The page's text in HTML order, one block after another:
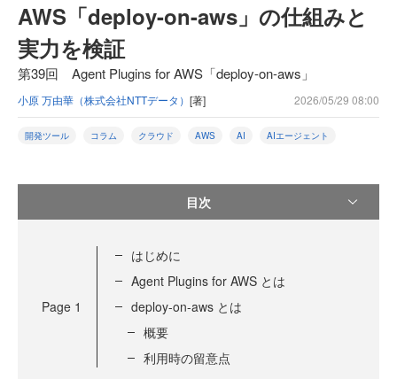
AWS「deploy-on-aws」の仕組みと
実力を検証
第39回 Agent Plugins for AWS「deploy-on-aws」
小原 万由華（株式会社NTTデータ） [著] 2026/05/29 08:00
開発ツール コラム クラウド AWS AI AIエージェント
目次
Page 1
はじめに
Agent Plugins for AWS とは
deploy-on-aws とは
概要
利用時の留意点